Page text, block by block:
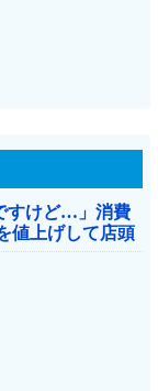
すけど…」消費
値上げして店頭